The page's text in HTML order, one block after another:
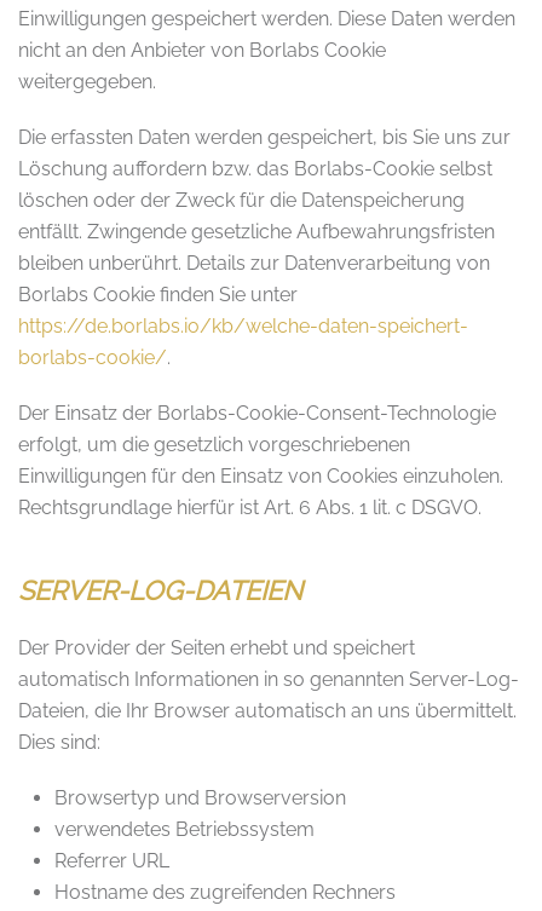
Einwilligungen gespeichert werden. Diese Daten werden
nicht an den Anbieter von Borlabs Cookie
weitergegeben.
Die erfassten Daten werden gespeichert, bis Sie uns zur
Löschung auffordern bzw. das Borlabs-Cookie selbst
löschen oder der Zweck für die Datenspeicherung
entfällt. Zwingende gesetzliche Aufbewahrungsfristen
bleiben unberührt. Details zur Datenverarbeitung von
Borlabs Cookie finden Sie unter
https://de.borlabs.io/kb/welche-daten-speichert-
borlabs-cookie/.
Der Einsatz der Borlabs-Cookie-Consent-Technologie
erfolgt, um die gesetzlich vorgeschriebenen
Einwilligungen für den Einsatz von Cookies einzuholen.
Rechtsgrundlage hierfür ist Art. 6 Abs. 1 lit. c DSGVO.
SERVER-LOG-DATEIEN
Der Provider der Seiten erhebt und speichert
automatisch Informationen in so genannten Server-Log-
Dateien, die Ihr Browser automatisch an uns übermittelt.
Dies sind:
Browsertyp und Browserversion
verwendetes Betriebssystem
Referrer URL
Hostname des zugreifenden Rechners